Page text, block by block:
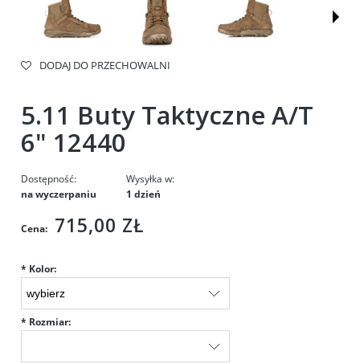
DODAJ DO PRZECHOWALNI
5.11 Buty Taktyczne A/T
6" 12440
Dostępność:
na wyczerpaniu
Wysyłka w:
1 dzień
Cena: 715,00 ZŁ
* Kolor:
* Rozmiar: